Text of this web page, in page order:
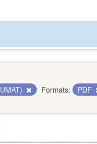
Formats: PDF